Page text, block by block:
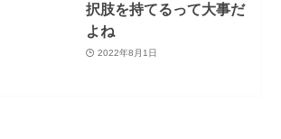
択肢を持てるって大事だ
よね
2022年8月1日